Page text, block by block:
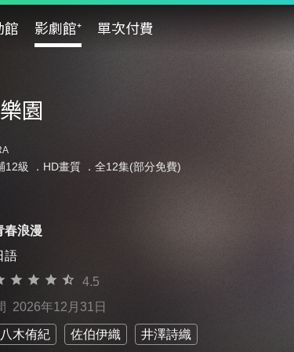
館 影劇館⁺ 單次付費
園
12級 ．HD畫質 ．全12集(部分免費)
春浪漫
語
4.5
2026年12月31日
八木侑紀 佐伯伊織 井澤詩織